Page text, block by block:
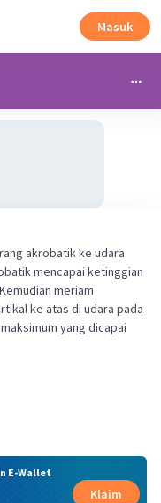
Masuk
akrobatik ke udara
mencapai ketinggian
meriam
ke atas di udara pada
yang dicapai
E-Wallet
Klaim